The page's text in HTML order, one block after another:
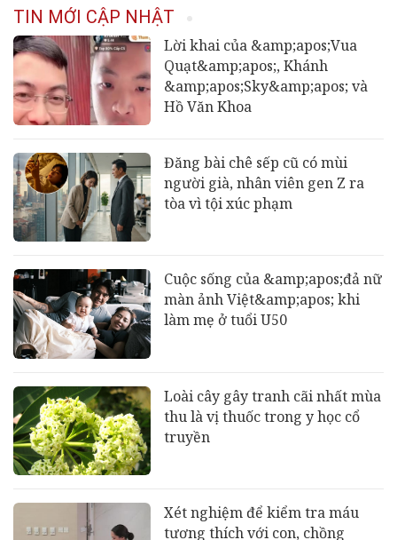
TIN MỚI CẬP NHẬT
Lời khai của &amp;apos;Vua
Quạt&amp;apos;, Khánh
&amp;apos;Sky&amp;apos; và
Hồ Văn Khoa
Đăng bài chê sếp cũ có mùi
người già, nhân viên gen Z ra
tòa vì tội xúc phạm
Cuộc sống của &amp;apos;đả nữ
màn ảnh Việt&amp;apos; khi
làm mẹ ở tuổi U50
Loài cây gây tranh cãi nhất mùa
thu là vị thuốc trong y học cổ
truyền
Xét nghiệm để kiểm tra máu
tương thích với con, chồng